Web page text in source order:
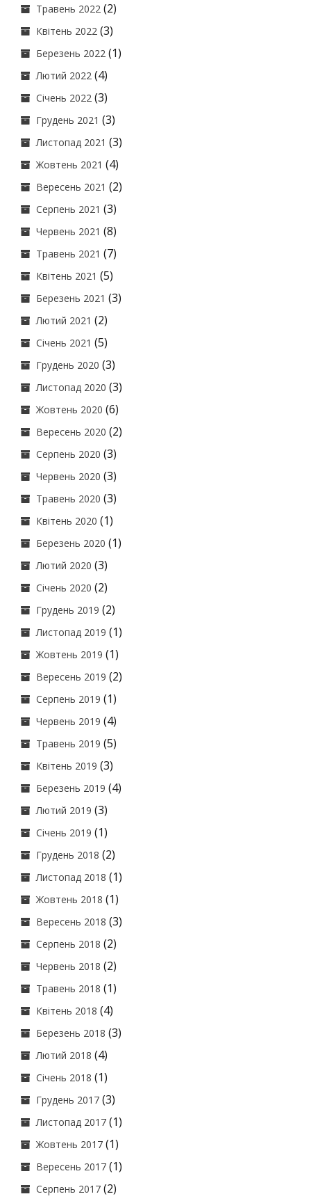
Травень 2022 (2)
Квітень 2022 (3)
Березень 2022 (1)
Лютий 2022 (4)
Січень 2022 (3)
Грудень 2021 (3)
Листопад 2021 (3)
Жовтень 2021 (4)
Вересень 2021 (2)
Серпень 2021 (3)
Червень 2021 (8)
Травень 2021 (7)
Квітень 2021 (5)
Березень 2021 (3)
Лютий 2021 (2)
Січень 2021 (5)
Грудень 2020 (3)
Листопад 2020 (3)
Жовтень 2020 (6)
Вересень 2020 (2)
Серпень 2020 (3)
Червень 2020 (3)
Травень 2020 (3)
Квітень 2020 (1)
Березень 2020 (1)
Лютий 2020 (3)
Січень 2020 (2)
Грудень 2019 (2)
Листопад 2019 (1)
Жовтень 2019 (1)
Вересень 2019 (2)
Серпень 2019 (1)
Червень 2019 (4)
Травень 2019 (5)
Квітень 2019 (3)
Березень 2019 (4)
Лютий 2019 (3)
Січень 2019 (1)
Грудень 2018 (2)
Листопад 2018 (1)
Жовтень 2018 (1)
Вересень 2018 (3)
Серпень 2018 (2)
Червень 2018 (2)
Травень 2018 (1)
Квітень 2018 (4)
Березень 2018 (3)
Лютий 2018 (4)
Січень 2018 (1)
Грудень 2017 (3)
Листопад 2017 (1)
Жовтень 2017 (1)
Вересень 2017 (1)
Серпень 2017 (2)